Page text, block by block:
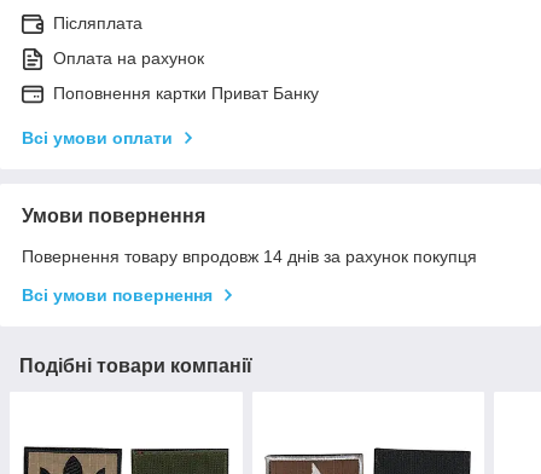
Післяплата
Оплата на рахунок
Поповнення картки Приват Банку
Всі умови оплати
Умови повернення
Повернення товару впродовж 14 днів за рахунок покупця
Всі умови повернення
Подібні товари компанії